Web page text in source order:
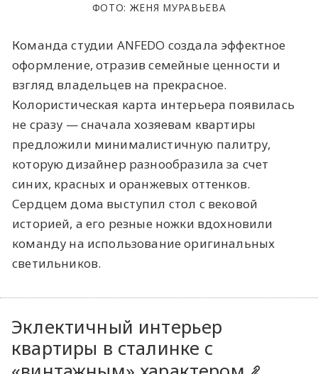
ФОТО: ЖЕНЯ МУРАВЬЕВА
Команда студии ANFEDO создала эффектное
оформление, отразив семейные ценности и
взгляд владельцев на прекрасное.
Колористическая карта интерьера появилась
не сразу — сначала хозяевам квартиры
предложили минималистичную палитру,
которую дизайнер разнообразила за счет
синих, красных и оранжевых оттенков.
Сердцем дома выступил стол с вековой
историей, а его резные ножки вдохновили
команду на использование оригинальных
светильников.
Эклектичный интерьер
квартиры в сталинке с